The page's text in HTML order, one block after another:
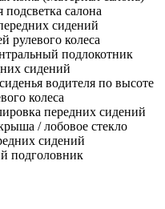
подсветка салона
сидений
рулевого колеса
подлокотник
сидений
водителя по высоте
колеса
передних сидений
/ лобовое стекло
сидений
подголовник